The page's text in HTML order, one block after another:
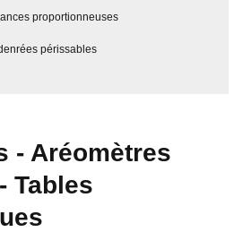
proportionneuses
périssables
- Aréomètres
Tables